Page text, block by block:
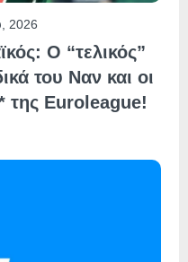
2026
Ο “τελικός”
του Ναν και οι
Euroleague!